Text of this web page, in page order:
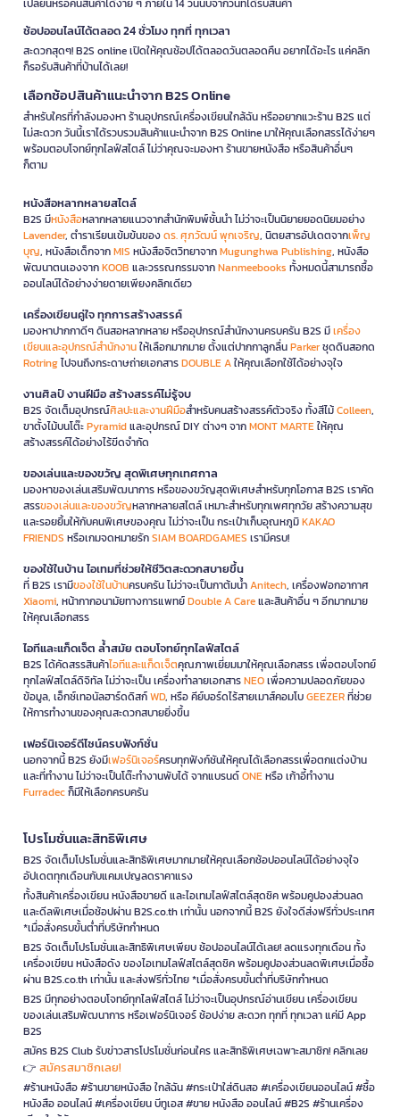
เปลี่ยนหรือคืนสินค้าได้ง่าย ๆ ภายใน 14 วันนับจากวันที่ได้รับสินค้า
ช้อปออนไลน์ได้ตลอด 24 ชั่วโมง ทุกที่ ทุกเวลา
สะดวกสุดๆ! B2S online เปิดให้คุณช้อปได้ตลอดวันตลอดคืน อยากได้อะไร แค่คลิก
ก็รอรับสินค้าที่บ้านได้เลย!
เลือกช้อปสินค้าแนะนำจาก B2S Online
สำหรับใครที่กำลังมองหา ร้านอุปกรณ์เครื่องเขียนใกล้ฉัน หรืออยากแวะร้าน B2S แต่
ไม่สะดวก วันนี้เราได้รวบรวมสินค้าแนะนำจาก B2S Online มาให้คุณเลือกสรรได้ง่ายๆ
พร้อมตอบโจทย์ทุกไลฟ์สไตล์ ไม่ว่าคุณจะมองหา ร้านขายหนังสือ หรือสินค้าอื่นๆ
ก็ตาม
หนังสือหลากหลายสไตล์
B2S มีหนังสือหลากหลายแนวจากสำนักพิมพ์ชั้นนำ ไม่ว่าจะเป็นนิยายยอดนิยมอย่าง
Lavender, ตำราเรียนเข้มข้นของดร. ศุภวัฒน์ พุกเจริญ, นิตยสารอัปเดตจากเพ็ญ
บุญ, หนังสือเด็กจากMIS หนังสือจิตวิทยาจากMugunghwa Publishing, หนังสือ
พัฒนาตนเองจากKOOB และวรรณกรรมจากNanmeebooks ทั้งหมดนี้สามารถซื้อ
ออนไลน์ได้อย่างง่ายดายเพียงคลิกเดียว
เครื่องเขียนคู่ใจ ทุกการสร้างสรรค์
มองหาปากกาดีๆ ดินสอหลากหลาย หรืออุปกรณ์สำนักงานครบครัน B2S มีเครื่อง
เขียนและอุปกรณ์สำนักงานให้เลือกมากมาย ตั้งแต่ปากกาลูกลื่นParkerชุดดินสอกด
Rotringไปจนถึงกระดาษถ่ายเอกสารDOUBLE Aให้คุณเลือกใช้ได้อย่างจุใจ
งานศิลป์ งานฝีมือ สร้างสรรค์ไม่รู้จบ
B2S จัดเต็มอุปกรณ์ศิลปะและงานฝีมือสำหรับคนสร้างสรรค์ตัวจริง ทั้งสีไม้Colleen,
ขาตั้งไม้บนโต๊ะPyramidและอุปกรณ์ DIY ต่างๆ จากMONT MARTEให้คุณ
สร้างสรรค์ได้อย่างไร้ขีดจำกัด
ของเล่นและของขวัญ สุดพิเศษทุกเทศกาล
มองหาของเล่นเสริมพัฒนาการ หรือของขวัญสุดพิเศษสำหรับทุกโอกาส B2S เราคัด
สรรของเล่นและของขวัญหลากหลายสไตล์ เหมาะสำหรับทุกเพศทุกวัย สร้างความสุข
และรอยยิ้มให้กับคนพิเศษของคุณ ไม่ว่าจะเป็น กระเป๋าเก็บอุณหภูมิKAKAO
FRIENDS หรือเกมจดหมายรักSIAM BOARDGAMES เรามีครบ!
ของใช้ในบ้าน ไอเทมที่ช่วยให้ชีวิตสะดวกสบายขึ้น
ที่ B2S เรามีของใช้ในบ้านครบครัน ไม่ว่าจะเป็นกาต้มน้ำAnitech, เครื่องฟอกอากาศ
Xiaomi, หน้ากากอนามัยทางการแพทย์Double A Careและสินค้าอื่น ๆ อีกมากมาย
ให้คุณเลือกสรร
ไอทีและแก็ดเจ็ต ล้ำสมัย ตอบโจทย์ทุกไลฟ์สไตล์
B2S ได้คัดสรรสินค้าไอทีและแก็ดเจ็ตคุณภาพเยี่ยมมาให้คุณเลือกสรร เพื่อตอบโจทย์
ทุกไลฟ์สไตล์ดิจิทัล ไม่ว่าจะเป็น เครื่องทำลายเอกสารNEOเพื่อความปลอดภัยของ
ข้อมูล, เอ็กซ์เทอนัลฮาร์ดดิสก์WD, หรือ คีย์บอร์ดไร้สายเมาส์คอมโบGEEZERที่ช่วย
ให้การทำงานของคุณสะดวกสบายยิ่งขึ้น
เฟอร์นิเจอร์ดีไซน์ครบฟังก์ชั่น
นอกจากนี้ B2S ยังมีเฟอร์นิเจอร์ครบทุกฟังก์ชันให้คุณได้เลือกสรรเพื่อตกแต่งบ้าน
และที่ทำงาน ไม่ว่าจะเป็นโต๊ะทำงานพับได้ จากแบรนด์ONEหรือ เก้าอี้ทำงาน
Furradecก็มีให้เลือกครบครัน
โปรโมชั่นและสิทธิพิเศษ
B2S จัดเต็มโปรโมชั่นและสิทธิพิเศษมากมายให้คุณเลือกช้อปออนไลน์ได้อย่างจุใจ
อัปเดตทุกเดือนกับแคมเปญลดราคาแรง
ทั้งสินค้าเครื่องเขียน หนังสือขายดี และไอเทมไลฟ์สไตล์สุดชิค พร้อมคูปองส่วนลด
และดีลพิเศษเมื่อช้อปผ่าน B2S.co.th เท่านั้น นอกจากนี้ B2S ยังใจดีส่งฟรีทั่วประเทศ
*เมื่อสั่งครบขั้นต่ำที่บริษัทกำหนด
B2S จัดเต็มโปรโมชั่นและสิทธิพิเศษเพียบ ช้อปออนไลน์ได้เลย! ลดแรงทุกเดือน ทั้ง
เครื่องเขียน หนังสือดัง ของไอเทมไลฟ์สไตล์สุดชิค พร้อมคูปองส่วนลดพิเศษเมื่อซื้อ
ผ่าน B2S.co.th เท่านั้น และส่งฟรีทั่วไทย *เมื่อสั่งครบขั้นต่ำที่บริษัทกำหนด
B2S มีทุกอย่างตอบโจทย์ทุกไลฟ์สไตล์ ไม่ว่าจะเป็นอุปกรณ์อ่านเขียน เครื่องเขียน
ของเล่นเสริมพัฒนาการ หรือเฟอร์นิเจอร์ ช้อปง่าย สะดวก ทุกที่ ทุกเวลา แค่มี App
B2S
สมัคร B2S Club รับข่าวสารโปรโมชั่นก่อนใคร และสิทธิพิเศษเฉพาะสมาชิก! คลิกเลย
👉 สมัครสมาชิกเลย!
#ร้านหนังสือ #ร้านขายหนังสือ ใกล้ฉัน #กระเป๋าใส่ดินสอ #เครื่องเขียนออนไลน์ #ซื้อ
หนังสือ ออนไลน์ #เครื่องเขียน บีทูเอส #ขาย หนังสือ ออนไลน์ #B2S #ร้านเครื่อง